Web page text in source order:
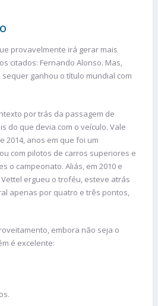
provavelmente irá gerar mais
citados: Fernando Alonso. Mas,
ganhou o título mundial com
por trás da passagem de
do que devia com o veículo. Vale
2014, anos em que foi um
com pilotos de carros superiores e
o campeonato. Aliás, em 2010 e
ergueu o troféu, esteve atrás
apenas por quatro e três pontos,
embora não seja o
é excelente: